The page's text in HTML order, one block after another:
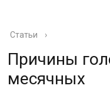
Статьи ›
Причины
месячных